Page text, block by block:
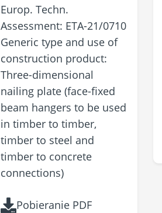
Europ. Techn.
Assessment: ETA-21/0710
Generic type and use of
construction product:
Three-dimensional
nailing plate (face-fixed
beam hangers to be used
in timber to timber,
timber to steel and
timber to concrete
connections)
Pobieranie PDF